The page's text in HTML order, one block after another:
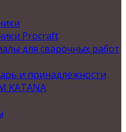
Procraft
для сварочных работ
и принадлежности
KATANA